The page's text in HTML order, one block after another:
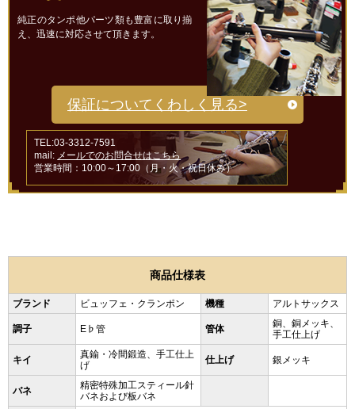
純正のタンポ他パーツ類も豊富に取り揃
え、迅速に対応させて頂きます。
保証についてくわしく見る>
TEL:03-3312-7591
mail: メールでのお問合せはこちら
営業時間：10:00～17:00（月・火・祝日休み）
商品仕様表
ブランド ビュッフェ・クランポン 機種 アルトサックス
調子 E♭管 管体
銅、銅メッキ、
手工仕上げ
キイ
真鍮・冷間鍛造、手工仕上
げ
仕上げ 銀メッキ
バネ
精密特殊加工スティール針
バネおよび板バネ